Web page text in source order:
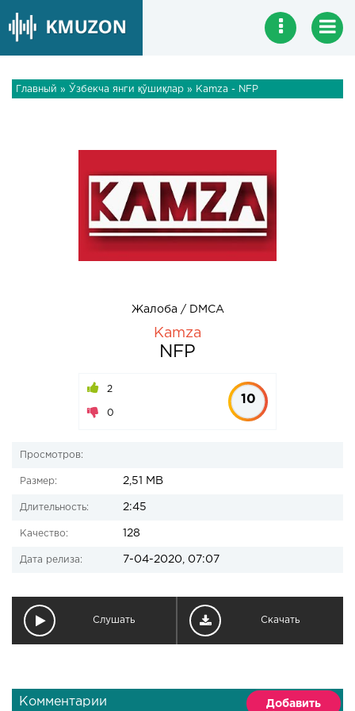
Главный » Ўзбекча янги қўшиқлар » Kamza - NFP
Жалоба / DMCA
Kamza
NFP
2
0
10
Просмотров:
Размер: 2,51 MB
Длительность: 2:45
Качество: 128
Дата релиза: 7-04-2020, 07:07
Слушать Скачать
Комментарии Добавить